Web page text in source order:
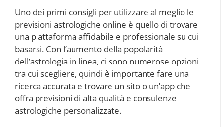
Uno dei primi consigli per utilizzare al meglio le
previsioni astrologiche online è quello di trovare
una piattaforma affidabile e professionale su cui
basarsi. Con l’aumento della popolarità
dell’astrologia in linea, ci sono numerose opzioni
tra cui scegliere, quindi è importante fare una
ricerca accurata e trovare un sito o un’app che
offra previsioni di alta qualità e consulenze
astrologiche personalizzate.